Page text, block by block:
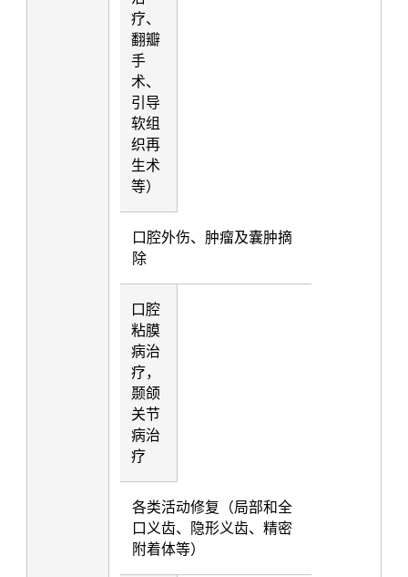
疗、
翻瓣
手
术、
引导
软组
织再
生术
等）
口腔外伤、肿瘤及囊肿摘
除
口腔
粘膜
病治
疗，
颞颌
关节
病治
疗
各类活动修复（局部和全
口义齿、隐形义齿、精密
附着体等）